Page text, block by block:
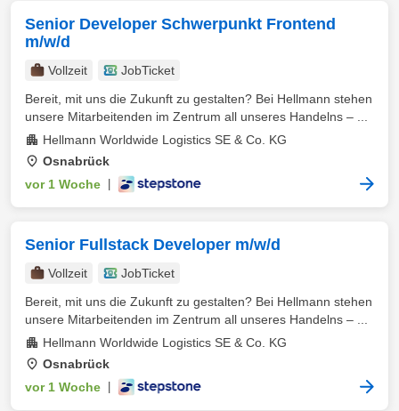
Senior Developer Schwerpunkt Frontend
m/w/d
Vollzeit
JobTicket
Bereit, mit uns die Zukunft zu gestalten? Bei Hellmann stehen
unsere Mitarbeitenden im Zentrum all unseres Handelns – ...
Hellmann Worldwide Logistics SE & Co. KG
Osnabrück
vor 1 Woche
Senior Fullstack Developer m/w/d
Vollzeit
JobTicket
Bereit, mit uns die Zukunft zu gestalten? Bei Hellmann stehen
unsere Mitarbeitenden im Zentrum all unseres Handelns – ...
Hellmann Worldwide Logistics SE & Co. KG
Osnabrück
vor 1 Woche